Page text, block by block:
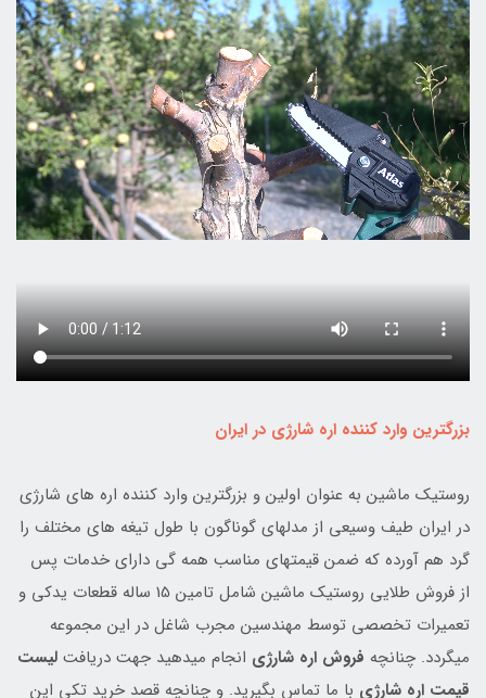
بزرگترین وارد کننده اره شارژی در ایران
روستیک ماشین به عنوان اولین و بزرگترین وارد کننده اره های شارژی
در ایران طیف وسیعی از مدلهای گوناگون با طول تیغه های مختلف را
گرد هم آورده که ضمن قیمتهای مناسب همه گی دارای خدمات پس
از فروش طلایی روستیک ماشین شامل تامین 15 ساله قطعات یدکی و
تعمیرات تخصصی توسط مهندسین مجرب شاغل در این مجموعه
میگردد. چنانچه فروش اره شارژی انجام میدهید جهت دریافت لیست
قیمت اره شارژی با ما تماس بگیرید. و چنانچه قصد خرید تکی این